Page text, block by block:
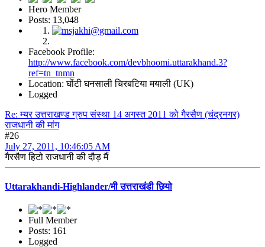
Hero Member
Posts: 13,048
Facebook Profile:
http://www.facebook.com/devbhoomi.uttarakhand.3?
ref=tn_tnmn
Location: घोंटी घनसाली चिरबटिया मयाली (UK)
Logged
Re: म्यर उत्तराखण्ड ग्रुप संस्था 14 अगस्त 2011 को गैरसैण (चंद्रनगर)
राजधानी की मांग
#26
July 27, 2011, 10:46:05 AM
गैरसैण हिटो राजधानी की दौड़ मैं
Uttarakhandi-Highlander/मी उत्तराखंडी छियो
Full Member
Posts: 161
Logged